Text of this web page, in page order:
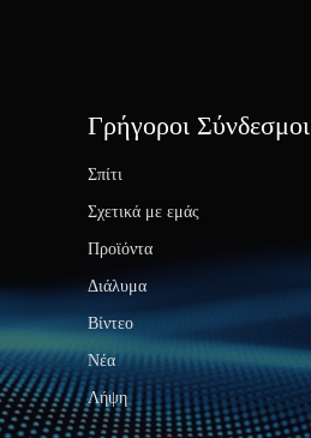
Γρήγοροι Σύνδεσμοι
Σπίτι
Σχετικά με εμάς
Προϊόντα
Διάλυμα
Βίντεο
Νέα
Λήψη